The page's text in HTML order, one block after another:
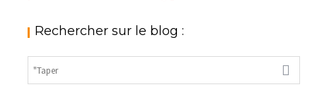
Rechercher sur le blog :